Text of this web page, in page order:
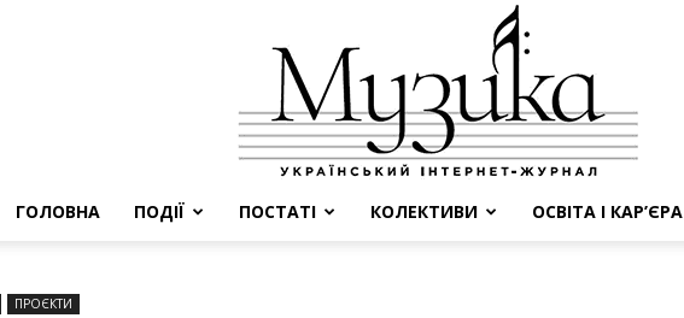
ГОЛОВНА ПОДІЇ ПОСТАТІ КОЛЕКТИВИ ОСВІТА І КАР’ЄРА
ПРОЄКТИ